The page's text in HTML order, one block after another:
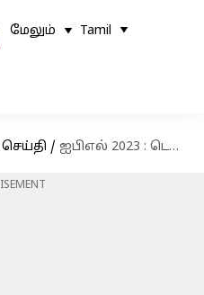
மேலும் Tamil
/ ஐபிஎல் 2023 : டெல்லி கேப்பிடல்ஸை எதிர்கொள்ளும் ராஜஸ்தான் ராயல்ஸ்! கடந்த கால புள்ளி விபரங்கள்